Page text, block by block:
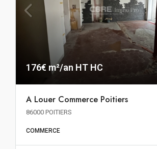
176€ m²/an HT HC
A Louer Commerce Poitiers
86000 POITIERS
COMMERCE